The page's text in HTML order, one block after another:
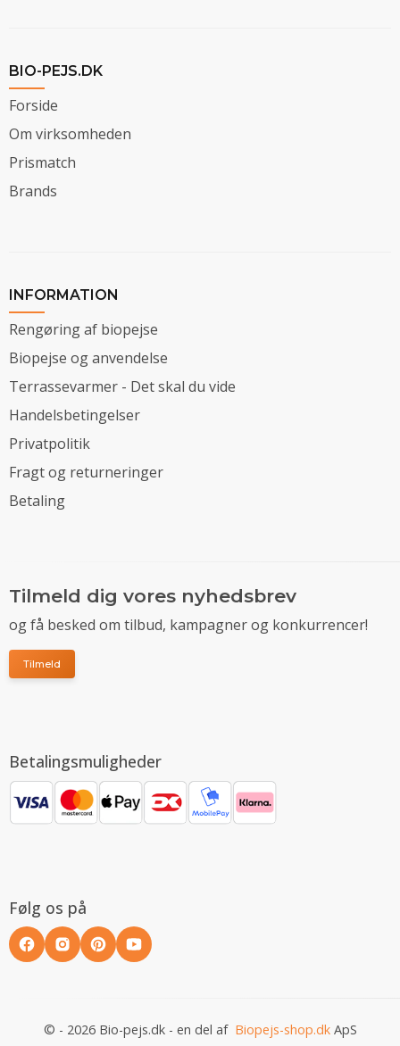
BIO-PEJS.DK
Forside
Om virksomheden
Prismatch
Brands
INFORMATION
Rengøring af biopejse
Biopejse og anvendelse
Terrassevarmer - Det skal du vide
Handelsbetingelser
Privatpolitik
Fragt og returneringer
Betaling
Tilmeld dig vores nyhedsbrev
og få besked om tilbud, kampagner og konkurrencer!
Tilmeld
Betalingsmuligheder
Følg os på
© - 2026 Bio-pejs.dk - en del af Biopejs-shop.dkApS